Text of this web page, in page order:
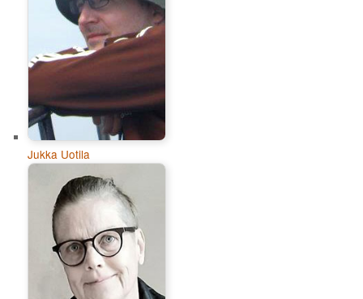
Jukka Uotila